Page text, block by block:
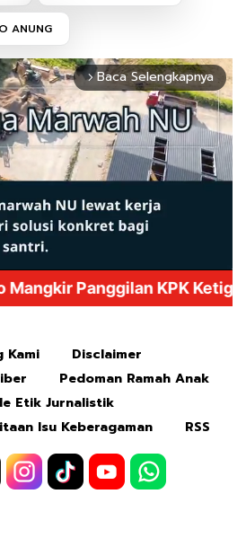
ANUNG
arrow_forward_ios Baca Selengkapnya
Kami
Disclaimer
Pedoman Ramah Anak
Etik Jurnalistik
Isu Keberagaman
RSS